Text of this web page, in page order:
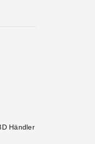
Händler